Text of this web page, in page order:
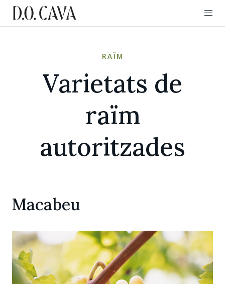
RAÏM
Varietats de
raïm
autoritzades
Macabeu